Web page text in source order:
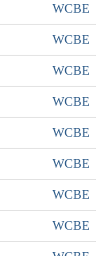
WCBE
WCBE
WCBE
WCBE
WCBE
WCBE
WCBE
WCBE